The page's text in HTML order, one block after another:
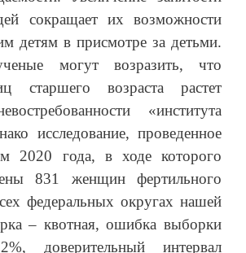
сокращает их возможности
детям в присмотре за детьми.
могут возразить, что
старшего возраста растет
«института
исследование, проведенное
2020 года, в ходе которого
831 женщин фертильного
федеральных округах нашей
– квотная, ошибка выборки
доверительный интервал